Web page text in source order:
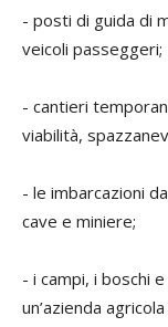
- posti di guida di
veicoli passeggeri;
- cantieri
viabilità,
- le imbarcazioni
cave e miniere;
- i campi, i boschi
un’azienda